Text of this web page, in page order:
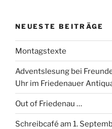
NEUESTE BEITRÄGE
Montagstexte
Adventslesung bei
Uhr im Friedenauer
Out of Friedenau …
Schreibcafé am 1.